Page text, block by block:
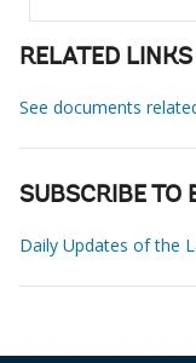
RELATED LINKS
See documents
SUBSCRIBE TO
Daily Updates of the